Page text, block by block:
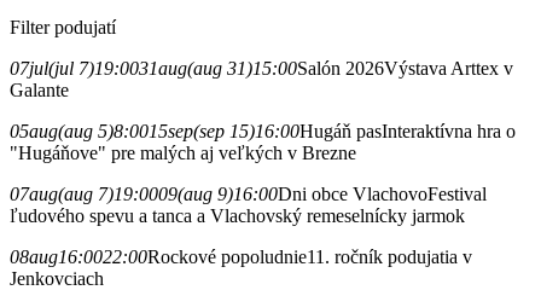
Filter podujatí
07jul(jul 7)19:0031aug(aug 31)15:00Salón 2026Výstava Arttex v
Galante
05aug(aug 5)8:0015sep(sep 15)16:00Hugáň pasInteraktívna hra o
"Hugáňove" pre malých aj veľkých v Brezne
07aug(aug 7)19:0009(aug 9)16:00Dni obce VlachovoFestival
ľudového spevu a tanca a Vlachovský remeselnícky jarmok
08aug16:0022:00Rockové popoludnie11. ročník podujatia v
Jenkovciach